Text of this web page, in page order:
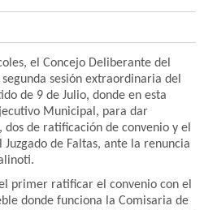
el Concejo Deliberante del
sesión extraordinaria del
de 9 de Julio, donde en esta
Municipal, para dar
de ratificación de convenio y el
de Faltas, ante la renuncia
primer ratificar el convenio con el
donde funciona la Comisaria de